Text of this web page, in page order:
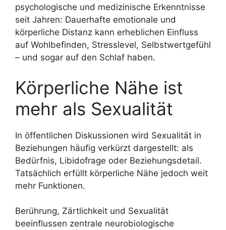
psychologische und medizinische Erkenntnisse
seit Jahren: Dauerhafte emotionale und
körperliche Distanz kann erheblichen Einfluss
auf Wohlbefinden, Stresslevel, Selbstwertgefühl
– und sogar auf den Schlaf haben.
Körperliche Nähe ist
mehr als Sexualität
In öffentlichen Diskussionen wird Sexualität in
Beziehungen häufig verkürzt dargestellt: als
Bedürfnis, Libidofrage oder Beziehungsdetail.
Tatsächlich erfüllt körperliche Nähe jedoch weit
mehr Funktionen.
Berührung, Zärtlichkeit und Sexualität
beeinflussen zentrale neurobiologische